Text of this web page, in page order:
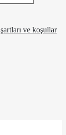
ve koşullar